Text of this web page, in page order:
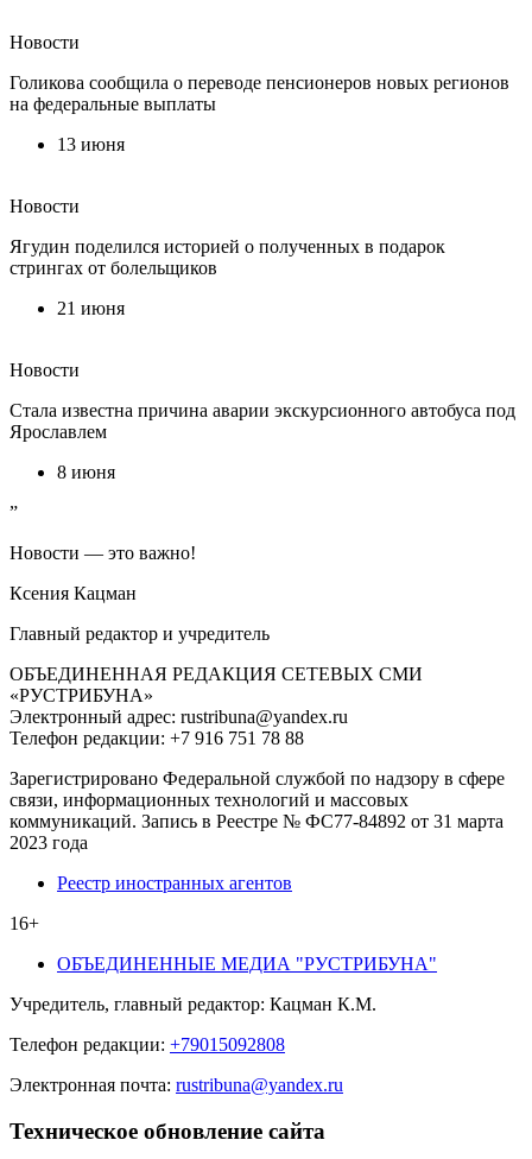
Новости
Голикова сообщила о переводе пенсионеров новых регионов
на федеральные выплаты
13 июня
Новости
Ягудин поделился историей о полученных в подарок
стрингах от болельщиков
21 июня
Новости
Стала известна причина аварии экскурсионного автобуса под
Ярославлем
8 июня
”
Новости — это важно!
Ксения Кацман
Главный редактор и учредитель
ОБЪЕДИНЕННАЯ РЕДАКЦИЯ СЕТЕВЫХ СМИ
«РУСТРИБУНА»
Электронный адрес: rustribuna@yandex.ru
Телефон редакции: +7 916 751 78 88
Зарегистрировано Федеральной службой по надзору в сфере
связи, информационных технологий и массовых
коммуникаций. Запись в Реестре № ФС77-84892 от 31 марта
2023 года
Реестр иностранных агентов
16+
ОБЪЕДИНЕННЫЕ МЕДИА "РУСТРИБУНА"
Учредитель, главный редактор: Кацман К.М.
Телефон редакции: +79015092808
Электронная почта: rustribuna@yandex.ru
Техническое обновление сайта